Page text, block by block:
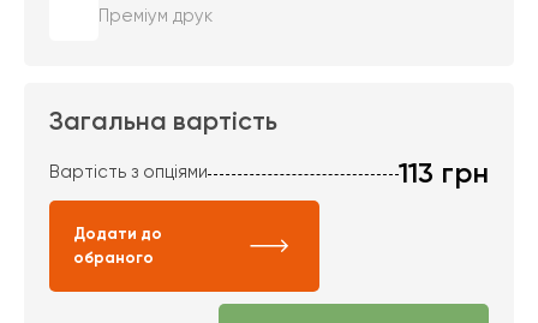
Преміум друк
Загальна вартість
Вартість з опціями 113 грн
Додати до
обраного